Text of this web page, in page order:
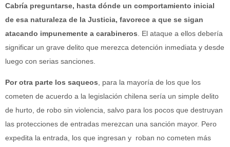
Cabría preguntarse, hasta dónde un comportamiento inicial
de esa naturaleza de la Justicia, favorece a que se sigan
atacando impunemente a carabineros . El ataque a ellos debería
significar un grave delito que merezca detención inmediata y desde
luego con serias sanciones.
Por otra parte los saqueos, para la mayoría de los que los
cometen de acuerdo a la legislación chilena sería un simple delito
de hurto, de robo sin violencia, salvo para los pocos que destruyan
las protecciones de entradas merezcan una sanción mayor. Pero
expedita la entrada, los que ingresan y roban no cometen más